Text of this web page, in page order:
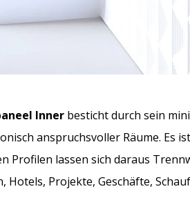
Innerbesticht durch sein
anspruchsvoller Räume. Es
Profilen lassen sich daraus
Hotels, Projekte, Geschäfte,